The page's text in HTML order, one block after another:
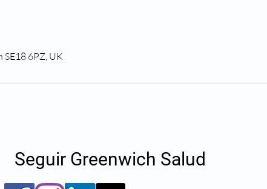
SE18 6PZ, UK
Seguir Greenwich Salud